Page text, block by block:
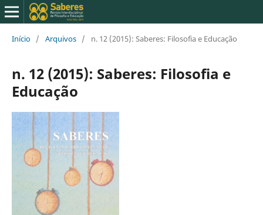
Início / Arquivos / n. 12 (2015): Saberes: Filosofia e Educação
n. 12 (2015): Saberes: Filosofia e
Educação